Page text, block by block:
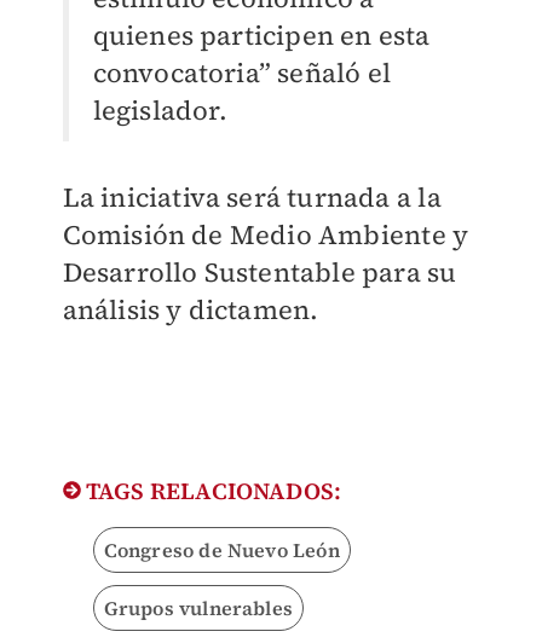
quienes participen en esta
convocatoria” señaló el
legislador.
La iniciativa será turnada a la
Comisión de Medio Ambiente y
Desarrollo Sustentable para su
análisis y dictamen.
TAGS RELACIONADOS:
Congreso de Nuevo León
Grupos vulnerables